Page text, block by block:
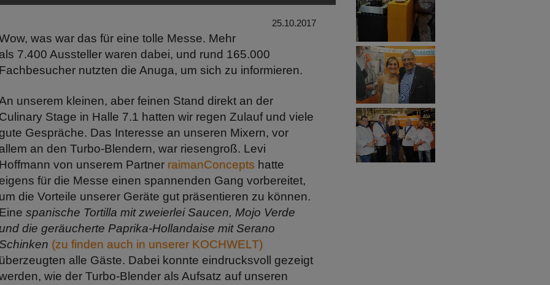
25.10.2017
was war das für eine tolle Messe. Mehr
7.400 Aussteller waren dabei, und rund 165.000
nutzten die Anuga, um sich zu informieren.
unserem kleinen, aber feinen Stand direkt an der
Stage in Halle 7.1 hatten wir regen Zulauf und viele
Gespräche. Das Interesse an unseren Mixern, vor
an den Turbo-Blendern, war riesengroß. Levi
von unserem Partner raimanConcepts hatte
für die Messe einen spannenden Gang vorbereitet,
die Vorteile unserer Geräte gut präsentieren zu können.
spanische Tortilla mit zweierlei Saucen, Mojo Verde
die geräucherte Paprika-Hollandaise mit Serano
(zu finden auch in unserer KOCHWELT)
alle Gäste. Dabei konnte eindrucksvoll gezeigt
wie der Turbo-Blender als Aufsatz auf unseren